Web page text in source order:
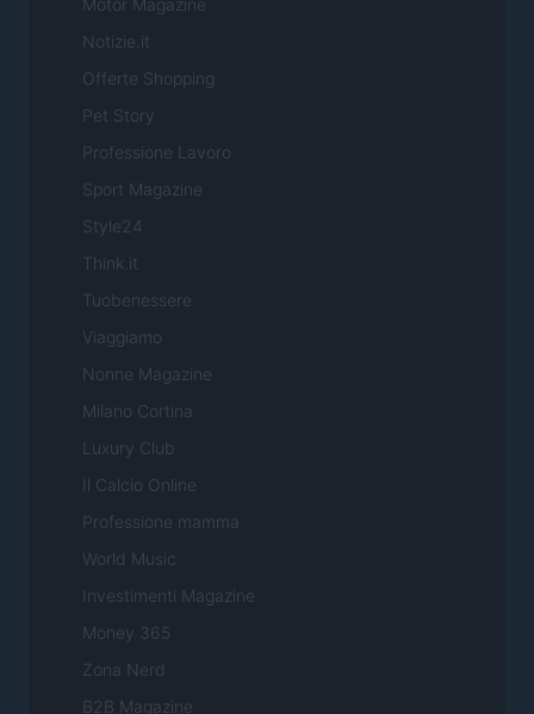
Motor Magazine
Notizie.it
Offerte Shopping
Pet Story
Professione Lavoro
Sport Magazine
Style24
Think.it
Tuobenessere
Viaggiamo
Nonne Magazine
Milano Cortina
Luxury Club
Il Calcio Online
Professione mamma
World Music
Investimenti Magazine
Money 365
Zona Nerd
B2B Magazine